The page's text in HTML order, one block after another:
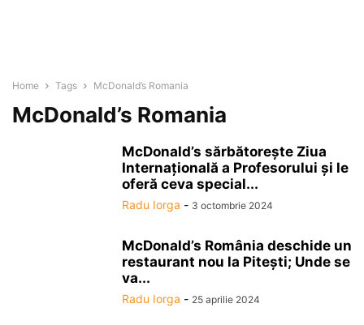
Home Tags McDonald’s Romania
McDonald’s Romania
McDonald’s sărbătoreşte Ziua
Internaţională a Profesorului şi le
oferă ceva special...
Radu Iorga - 3 octombrie 2024
McDonald’s România deschide un
restaurant nou la Piteşti; Unde se
va...
Radu Iorga - 25 aprilie 2024